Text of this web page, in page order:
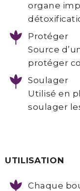
organe
Protéger
Source
protéger
Soulager
Utilisé en
soulager
UTILISATION
Chaque
charge
SOCIAL
Facebook